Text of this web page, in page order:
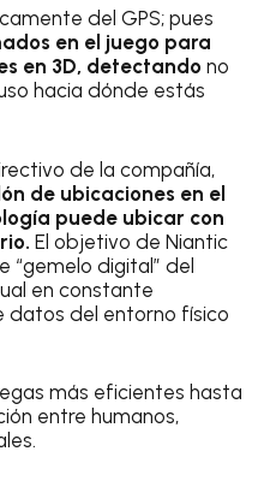
del GPS; pues
en el juego para
en 3D, detectandono
hacia dónde estás
de la compañía,
de ubicaciones en el
puede ubicar con
El objetivo de Niantic
“gemelo digital” del
en constante
datos del entorno físico
más eficientes hasta
entre humanos,